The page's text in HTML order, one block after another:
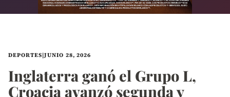
DEPORTES|JUNIO 28, 2026
Inglaterra ganó el Grupo L,
Croacia avanzó segunda y